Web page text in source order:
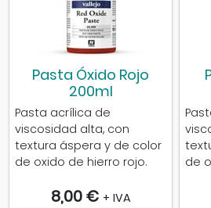
Pasta Óxido Rojo
200ml
Pasta acrílica de
viscosidad alta, con
textura áspera y de color
de oxido de hierro rojo.
8,00 € + IVA
de